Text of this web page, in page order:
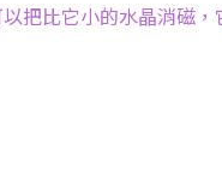
把比它小的水晶消磁